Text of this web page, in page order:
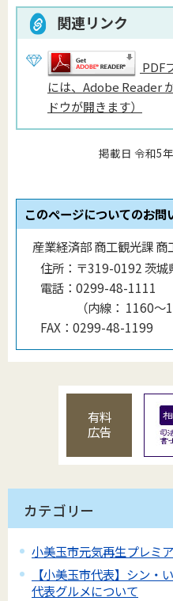
関連リンク
PDF
には、Adobe Reader
ドウが開きます）
掲載日 令和5
このページについてのお問
産業経済部 商工観光課 商
住所： 〒319-0192 茨城
電話： 0299-48-1111
（内線 ： 1160〜
FAX： 0299-48-1199
有料
広告
カテゴリー
小美玉市元気再生プレミ
【小美玉市代表】シン・
代表グルメについて